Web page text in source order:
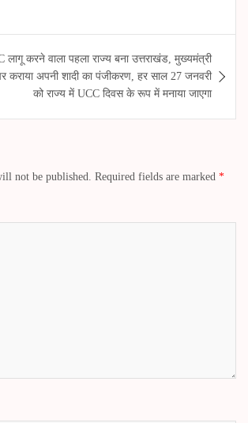
लागू करने वाला पहला राज्य बना उत्तराखंड, मुख्यमंत्री
कराया अपनी शादी का पंजीकरण, हर साल 27 जनवरी
को राज्य में UCC दिवस के रूप में मनाया जाएगा
not be published. Required fields are marked *